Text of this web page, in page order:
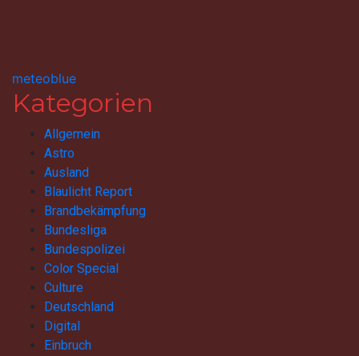
meteoblue
Kategorien
Allgemein
Astro
Ausland
Blaulicht Report
Brandbekämpfung
Bundesliga
Bundespolizei
Color Special
Culture
Deutschland
Digital
Einbruch